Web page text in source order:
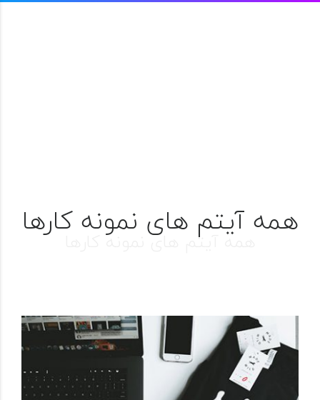
همه آیتم های نمونه کارها
همه آیتم های نمونه کارها